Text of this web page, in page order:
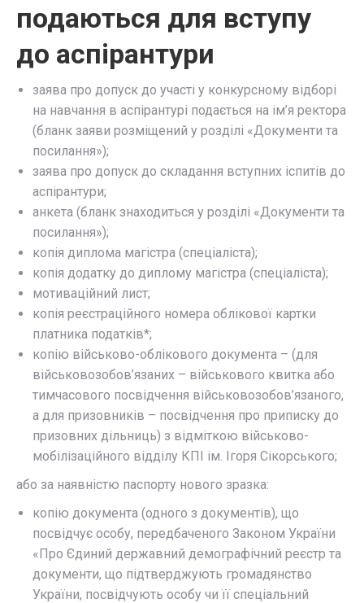
подаються для вступу
до аспірантури
заява про допуск до участі у конкурсному відборі
на навчання в аспірантурі подається на ім’я ректора
(бланк заяви розміщений у розділі «Документи та
посилання»);
заява про допуск до складання вступних іспитів до
аспірантури;
анкета (бланк знаходиться у розділі «Документи та
посилання»);
копія диплома магістра (спеціаліста);
копія додатку до диплому магістра (спеціаліста);
мотиваційний лист;
копія реєстраційного номера облікової картки
платника податків*;
копію військово-облікового документа – (для
військовозобов’язаних – військового квитка або
тимчасового посвідчення військовозобов’язаного,
а для призовників – посвідчення про приписку до
призовних дільниць) з відміткою військово-
мобілізаційного відділу КПІ ім. Ігоря Сікорського;
або за наявністю паспорту нового зразка:
копію документа (одного з документів), що
посвідчує особу, передбаченого Законом України
«Про Єдиний державний демографічний реєстр та
документи, що підтверджують громадянство
України, посвідчують особу чи її спеціальний